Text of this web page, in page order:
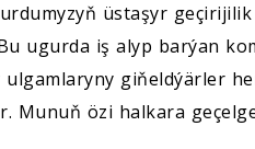
üstaşyr
ugurda iş alyp barýan
giňeldýärler
Munuň özi halkara